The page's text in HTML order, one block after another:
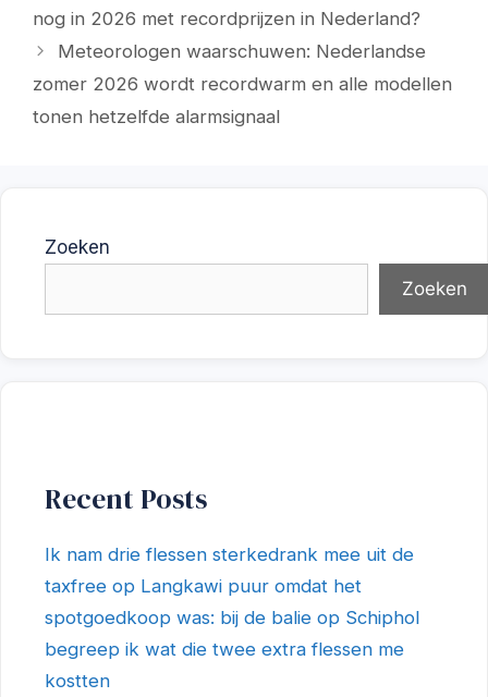
nog in 2026 met recordprijzen in Nederland?
Meteorologen waarschuwen: Nederlandse
zomer 2026 wordt recordwarm en alle modellen
tonen hetzelfde alarmsignaal
Zoeken
Zoeken
Recent Posts
Ik nam drie flessen sterkedrank mee uit de
taxfree op Langkawi puur omdat het
spotgoedkoop was: bij de balie op Schiphol
begreep ik wat die twee extra flessen me
kostten